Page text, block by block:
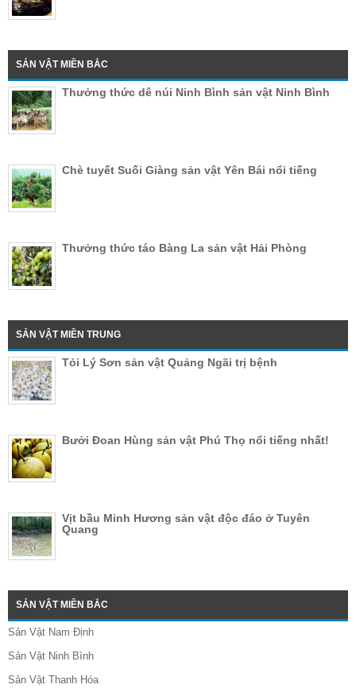
SẢN VẬT MIỀN BẮC
Thưởng thức dê núi Ninh Bình sản vật Ninh Bình
Chè tuyết Suối Giàng sản vật Yên Bái nổi tiếng
Thưởng thức táo Bàng La sản vật Hải Phòng
SẢN VẬT MIỀN TRUNG
Tỏi Lý Sơn sản vật Quảng Ngãi trị bệnh
Bưởi Đoan Hùng sản vật Phú Thọ nổi tiếng nhất!
Vịt bầu Minh Hương sản vật độc đáo ở Tuyên
Quang
SẢN VẬT MIỀN BẮC
Sản Vật Nam Định
Sản Vật Ninh Bình
Sản Vật Thanh Hóa